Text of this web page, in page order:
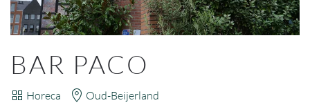
BAR PACO
Horeca Oud-Beijerland